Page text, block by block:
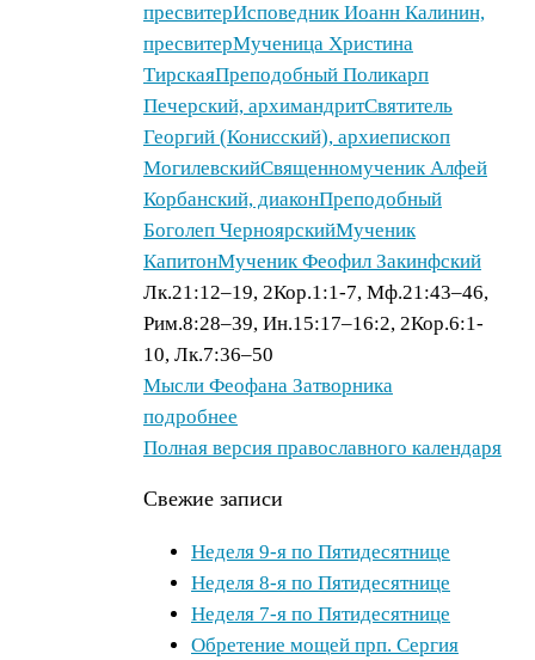
пресвитерИсповедник Иоанн Калинин,
пресвитерМученица Христина
ТирскаяПреподобный Поликарп
Печерский, архимандритСвятитель
Георгий (Конисский), архиепископ
МогилевскийСвященномученик Алфей
Корбанский, диаконПреподобный
Боголеп ЧерноярскийМученик
КапитонМученик Феофил Закинфский
Лк.21:12–19, 2Кор.1:1-7, Мф.21:43–46,
Рим.8:28–39, Ин.15:17–16:2, 2Кор.6:1-
10, Лк.7:36–50
Мысли Феофана Затворника
подробнее
Полная версия православного календаря
Свежие записи
Неделя 9-я по Пятидесятнице
Неделя 8-я по Пятидесятнице
Неделя 7-я по Пятидесятнице
Обретение мощей прп. Сергия